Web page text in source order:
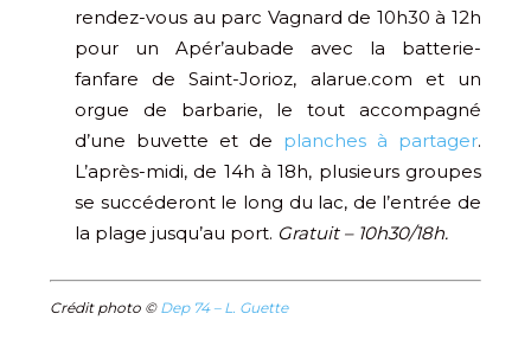
rendez-vous au parc Vagnard de 10h30 à 12h
pour un Apér’aubade avec la batterie-
fanfare de Saint-Jorioz, alarue.com et un
orgue de barbarie, le tout accompagné
d’une buvette et de planches à partager.
L’après-midi, de 14h à 18h, plusieurs groupes
se succéderont le long du lac, de l’entrée de
la plage jusqu’au port. Gratuit – 10h30/18h.
Crédit photo © Dep 74 – L. Guette